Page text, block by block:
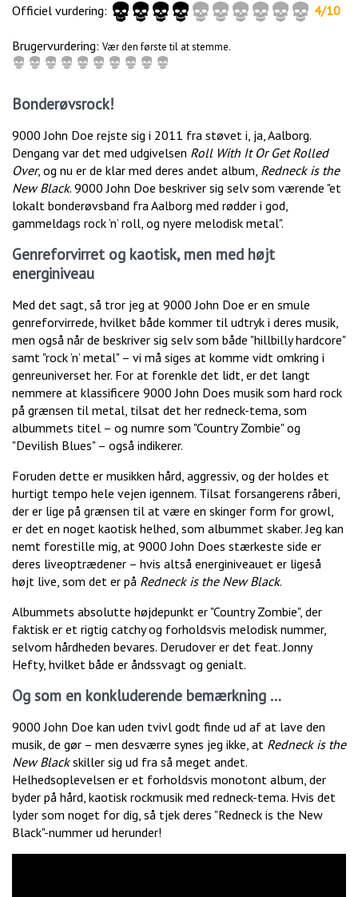
Officiel vurdering:
4/10
Brugervurdering: Vær den første til at stemme.
Bonderøvsrock!
9000 John Doe rejste sig i 2011 fra støvet i, ja, Aalborg.
Dengang var det med udgivelsen Roll With It Or Get Rolled
Over, og nu er de klar med deres andet album, Redneck is the
New Black. 9000 John Doe beskriver sig selv som værende "et
lokalt bonderøvsband fra Aalborg med rødder i god,
gammeldags rock ’n’ roll, og nyere melodisk metal".
Genreforvirret og kaotisk, men med højt
energiniveau
Med det sagt, så tror jeg at 9000 John Doe er en smule
genreforvirrede, hvilket både kommer til udtryk i deres musik,
men også når de beskriver sig selv som både "hillbilly hardcore"
samt "rock ’n’ metal" – vi må siges at komme vidt omkring i
genreuniverset her. For at forenkle det lidt, er det langt
nemmere at klassificere 9000 John Does musik som hard rock
på grænsen til metal, tilsat det her redneck-tema, som
albummets titel – og numre som "Country Zombie" og
"Devilish Blues" – også indikerer.
Foruden dette er musikken hård, aggressiv, og der holdes et
hurtigt tempo hele vejen igennem. Tilsat forsangerens råberi,
der er lige på grænsen til at være en skinger form for growl,
er det en noget kaotisk helhed, som albummet skaber. Jeg kan
nemt forestille mig, at 9000 John Does stærkeste side er
deres liveoptrædener – hvis altså energiniveauet er ligeså
højt live, som det er på Redneck is the New Black.
Albummets absolutte højdepunkt er "Country Zombie", der
faktisk er et rigtig catchy og forholdsvis melodisk nummer,
selvom hårdheden bevares. Derudover er det feat. Jonny
Hefty, hvilket både er åndssvagt og genialt.
Og som en konkluderende bemærkning …
9000 John Doe kan uden tvivl godt finde ud af at lave den
musik, de gør – men desværre synes jeg ikke, at Redneck is the
New Blackskiller sig ud fra så meget andet.
Helhedsoplevelsen er et forholdsvis monotont album, der
byder på hård, kaotisk rockmusik med redneck-tema. Hvis det
lyder som noget for dig, så tjek deres "Redneck is the New
Black"-nummer ud herunder!